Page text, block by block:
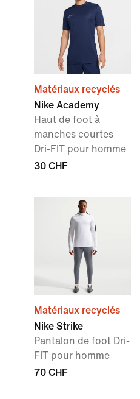
Matériaux recyclés
Nike Academy
Haut de foot à
manches courtes
Dri-FIT pour homme
30 CHF
Matériaux recyclés
Nike Strike
Pantalon de foot Dri-
FIT pour homme
70 CHF